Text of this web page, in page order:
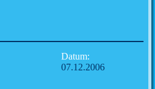
Datum:
07.12.2006